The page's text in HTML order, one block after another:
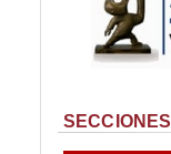
SECCIONES